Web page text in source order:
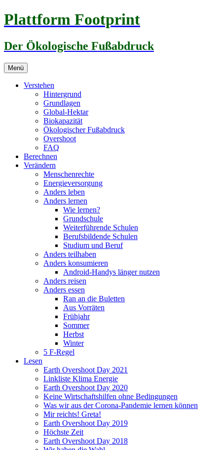
Zum
Inhalt
Plattform Footprint
Der Ökologische Fußabdruck
Menü
Verstehen
Hintergrund
Grundlagen
Global-Hektar
Biokapazität
Ökologischer Fußabdruck
Overshoot
FAQ
Berechnen
Verändern
Menschenrechte
Energieversorgung
Anders leben
Anders lernen
Wie lernen?
Grundschule
Weiterführende Schulen
Berufsbildende Schulen
Studium und Beruf
Anders teilhaben
Anders konsumieren
Android-Handys länger nutzen
Anders reisen
Anders essen
Ran an die Buletten
Aus Vorräten
Frühjahr
Sommer
Herbst
Winter
5 F-Regel
Lesen
Earth Overshoot Day 2021
Linkliste Klima Energie
Earth Overshoot Day 2020
Keine Wirtschaftshilfen ohne Bedingungen
Was wir aus der Corona-Pandemie lernen können
Mir reichts! Greta!
Earth Overshoot Day 2019
Höchste Zeit
Earth Overshoot Day 2018